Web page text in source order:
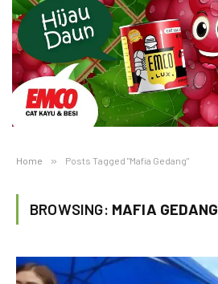
Home » Posts Tagged "Mafia Gedang"
BROWSING: MAFIA GEDANG